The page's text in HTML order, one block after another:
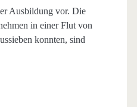
Ausbildung vor. Die
in einer Flut von
konnten, sind